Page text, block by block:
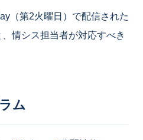
（第2火曜日）で配信された
情シス担当者が対応すべき
ム